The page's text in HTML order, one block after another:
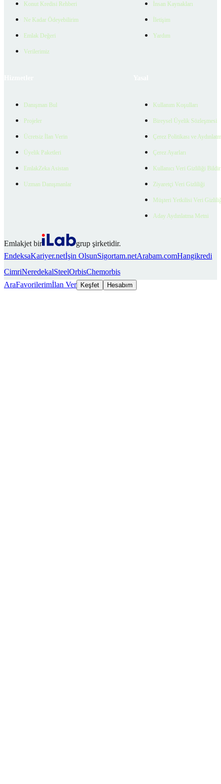
Konut Kredisi Rehberi
Ne Kadar Ödeyebilirim
Emlak Değeri
Verilerimiz
İnsan Kaynakları
İletişim
Yardım
Danışman Bul
Projeler
Ücretsiz İlan Verin
Üyelik Paketleri
EmlakZeka Asistan
Uzman Danışmanlar
Kullanım Koşulları
Bireysel Üyelik Sözleşmesi
Çerez Politikası ve
Çerez Ayarları
Kullanıcı Veri Gizliliği
Ziyaretçi Veri Gizliliği
Müşteri Yetkilisi Veri
Aday Aydınlatma Metni
Emlakjet bir
grup şirketidir.
EndeksaKariyer.netİşin OlsunSigortam.netArabam.comHangikredi
CimriNeredekalSteelOrbisChemorbis
AraFavorilerimİlan Ver Keşfet Hesabım